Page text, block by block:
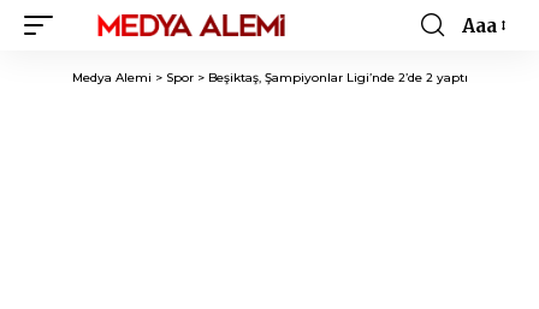
Font
Aaa
Medya Alemi > Spor> Beşiktaş, Şampiyonlar Ligi’nde 2’de 2 yaptı